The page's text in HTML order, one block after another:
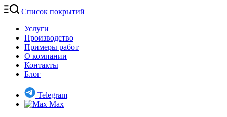
Список покрытий
Услуги
Производство
Примеры работ
О компании
Контакты
Блог
Telegram
Max